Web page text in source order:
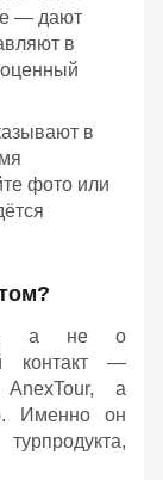
— дают
в
в
фото или
а не о
контакт —
а
Именно он